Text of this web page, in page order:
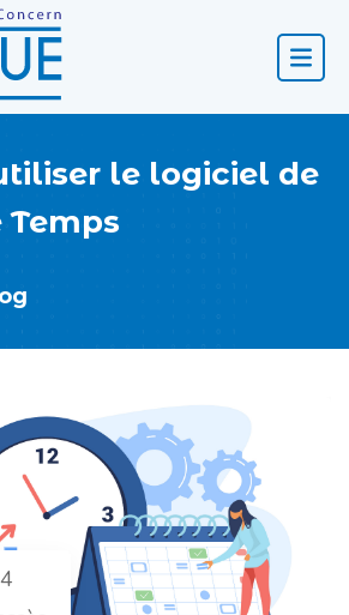
le logiciel de
Temps